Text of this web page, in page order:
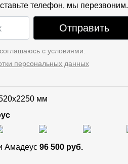
телефон, мы перезвоним.
Отправить
с условиями:
персональных данных
мм
Амадеус 96 500 руб.